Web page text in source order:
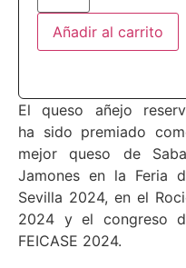
Añadir al carrito
El queso añejo
ha sido premiado
mejor queso de
Jamones en la Feria
Sevilla 2024, en el
2024 y el congreso
FEICASE 2024.